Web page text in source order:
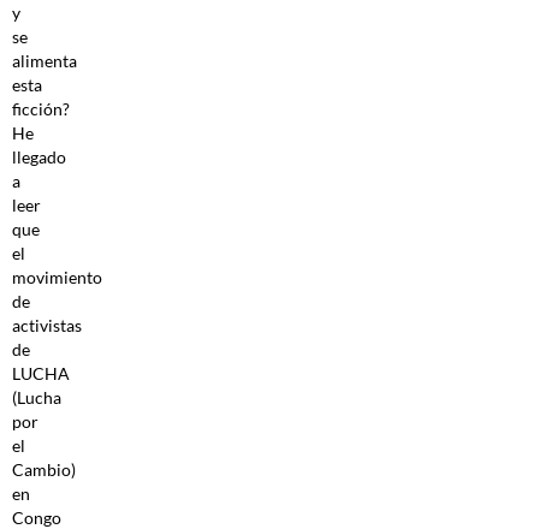
y
se
alimenta
esta
ficción?
He
llegado
a
leer
que
el
movimiento
de
activistas
de
LUCHA
(Lucha
por
el
Cambio)
en
Congo